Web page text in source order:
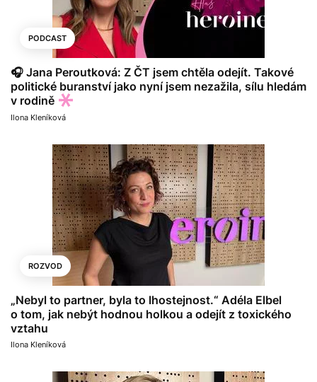
PODCAST
🎧 Jana Peroutková: Z ČT jsem chtěla odejít. Takové
politické buranství jako nyní jsem nezažila, sílu hledám
v rodině
Ilona Kleníková
ROZVOD
„Nebyl to partner, byla to lhostejnost.“ Adéla Elbel
o tom, jak nebýt hodnou holkou a odejít z toxického
vztahu
Ilona Kleníková